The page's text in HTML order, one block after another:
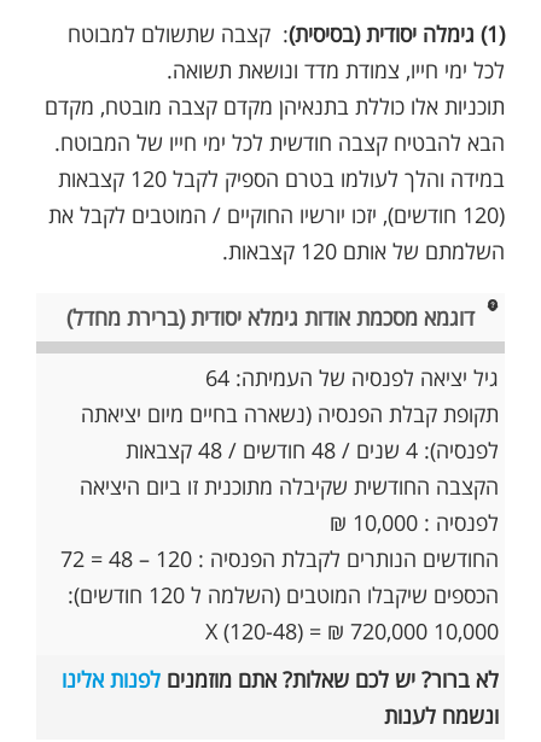
(1) גימלה יסודית (בסיסית)
: קצבה שתשולם למבוטח
לכל ימי חייו, צמודת מדד ונושאת תשואה.
תוכניות אלו כוללת בתנאיהן מקדם קצבה מובטח, מקדם
הבא להבטיח קצבה חודשית לכל ימי חייו של המבוטח.
במידה והלך לעולמו בטרם הספיק לקבל 120 קצבאות
(120 חודשים), יזכו יורשיו החוקיים / המוטבים לקבל את
השלמתם של אותם 120 קצבאות.
דוגמא מסכמת אודות גימלא יסודית (ברירת מחדל)
גיל יציאה לפנסיה של העמיתה: 64
תקופת קבלת הפנסיה (נשארה בחיים מיום יציאתה
לפנסיה): 4 שנים / 48 חודשים / 48 קצבאות
הקצבה החודשית שקיבלה מתוכנית זו ביום היציאה
לפנסיה : 10,000 ₪
החודשים הנותרים לקבלת הפנסיה : 120 – 48 = 72
הכספים שיקבלו המוטבים (השלמה ל 120 חודשים):
10,000 X (120-48) = ₪ 720,000
לא ברור? יש לכם שאלות? אתם מוזמנים לפנות אלינו
ונשמח לענות